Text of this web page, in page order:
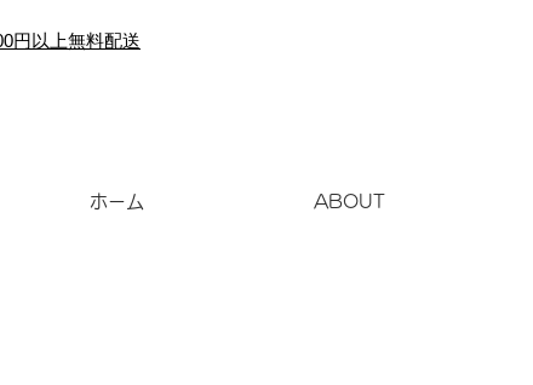
円以上無料配送
ホーム ABOUT